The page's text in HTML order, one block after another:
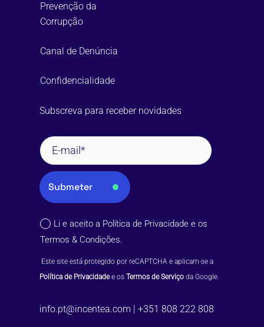
Prevenção da
Corrupção
Canal de Denúncia
Confidencialidade
Subscreva para receber novidades
Submeter
Li e aceito a Política de Privacidade e os
Termos & Condições.
Este site está protegido por reCAPTCHA e aplicam-se a
Política de Privacidade e os Termos de Serviço da Google.
info.pt@incentea.com +351 808 222 808